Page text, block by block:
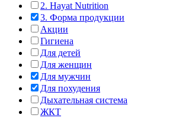
2. Hayat Nutrition
3. Форма продукции
Акции
Гигиена
Для детей
Для женщин
Для мужчин
Для похудения
Дыхательная система
ЖКТ